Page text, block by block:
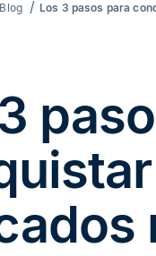
Blog Los 3 pasos para